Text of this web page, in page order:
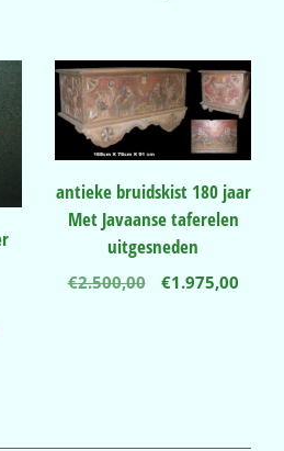
antieke bruidskist 180 jaar
Met Javaanse taferelen
uitgesneden
€2.500,00 €1.975,00